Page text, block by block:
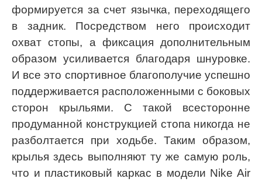
формируется за счет язычка, переходящего
в задник. Посредством него происходит
охват стопы, а фиксация дополнительным
образом усиливается благодаря шнуровке.
И все это спортивное благополучие успешно
поддерживается расположенными с боковых
сторон крыльями. С такой всесторонне
продуманной конструкцией стопа никогда не
разболтается при ходьбе. Таким образом,
крылья здесь выполняют ту же самую роль,
что и пластиковый каркас в модели Nike Air